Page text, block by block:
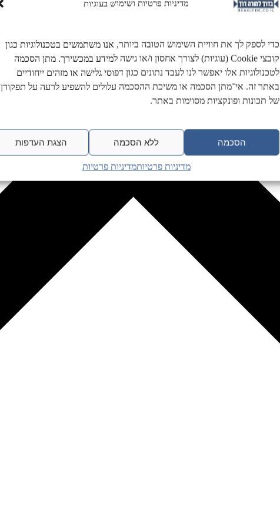
מדיניות פרטיות ושימוש בעוגיות
כדי לספק לך את חוויית השימוש הטובה ביותר, אנו משתמשים בטכנולוגיות כגון
קובצי Cookie (עוגיות) לצורך אחסון ו/או גישה למידע במכשירך. מתן הסכמה
לטכנולוגיות אלו יאפשר לנו לעבד נתונים כגון דפוסי גלישה או מזהים ייחודיים
באתר זה. אי־מתן הסכמה או משיכת ההסכמה עלולים להשפיע לרעה על תפקודן
של תכונות ופונקציות מסוימות באתר.
הסכמה ללא הסכמה הצגת העדפות
מדיניות פרטיותמדיניות פרטיות